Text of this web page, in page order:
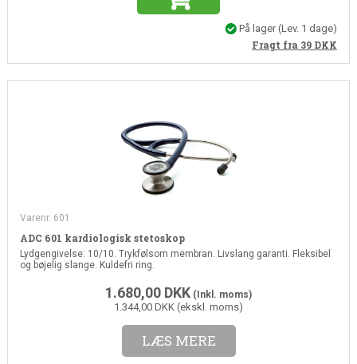
På lager(Lev. 1 dage)
Fragt fra 39 DKK
Varenr. 601
ADC 601 kardiologisk stetoskop
Lydgengivelse: 10/10. Trykfølsom membran. Livslang garanti. Fleksibel
og bøjelig slange. Kuldefri ring.
1.680,00 DKK (Inkl. moms)
1.344,00 DKK (ekskl. moms)
LÆS MERE